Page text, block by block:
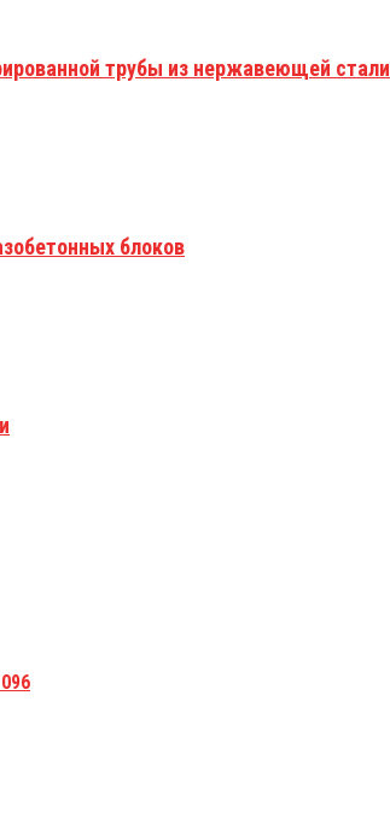
трубы из нержавеющей стали
блоков